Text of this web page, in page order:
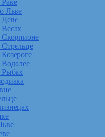
Льве
Деве
Скорпионе
Рыбах